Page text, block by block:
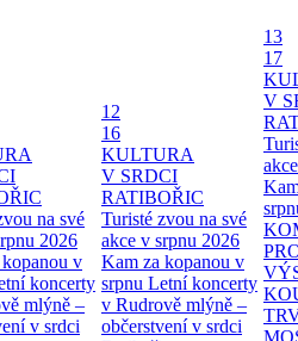
na své
2026
v
koncerty
mlýně –
v srdci
12
16
KULTURA
V SRDCI
RATIBOŘIC
Turisté zvou na své
akce v srpnu 2026
Kam za kopanou v
srpnu Letní koncerty
v Rudrově mlýně –
občerstvení v srdci
13
17
V